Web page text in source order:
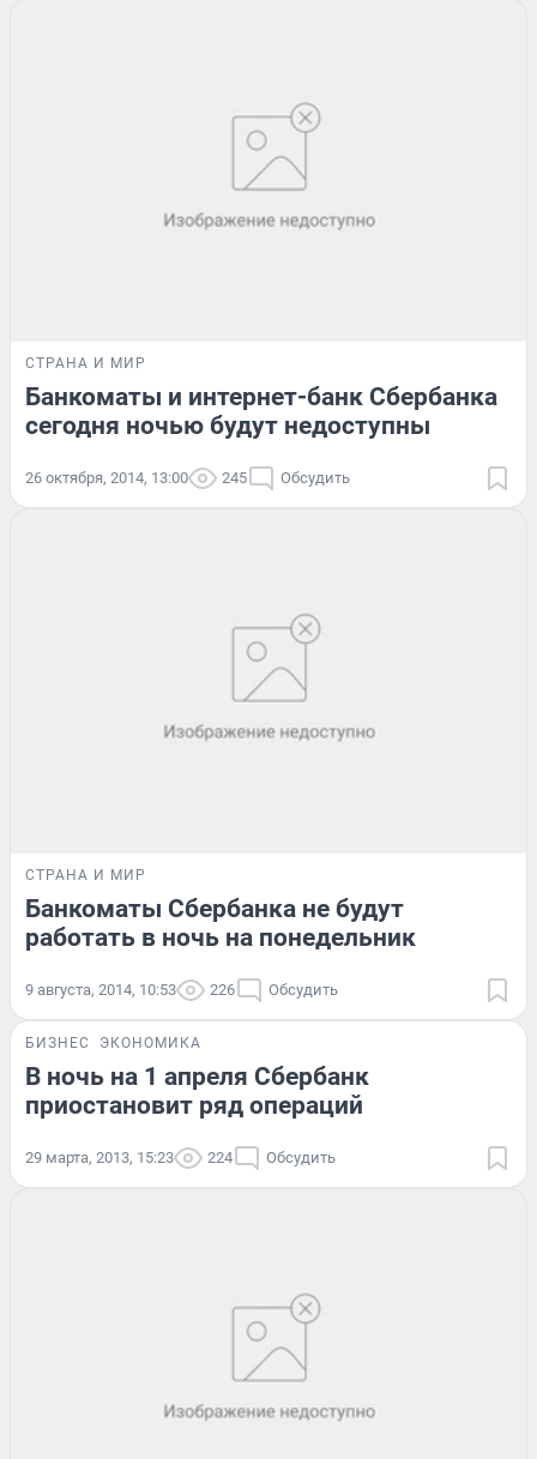
СТРАНА И МИР
Банкоматы и интернет-банк Сбербанка
сегодня ночью будут недоступны
26 октября, 2014, 13:00 245 Обсудить
СТРАНА И МИР
Банкоматы Сбербанка не будут
работать в ночь на понедельник
9 августа, 2014, 10:53 226 Обсудить
БИЗНЕС ЭКОНОМИКА
В ночь на 1 апреля Сбербанк
приостановит ряд операций
29 марта, 2013, 15:23 224 Обсудить